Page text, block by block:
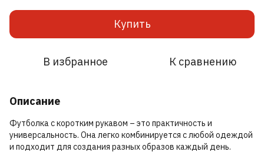
Купить
В избранное К сравнению
Описание
Футболка с коротким рукавом – это практичность и
универсальность. Она легко комбинируется с любой одеждой
и подходит для создания разных образов каждый день.